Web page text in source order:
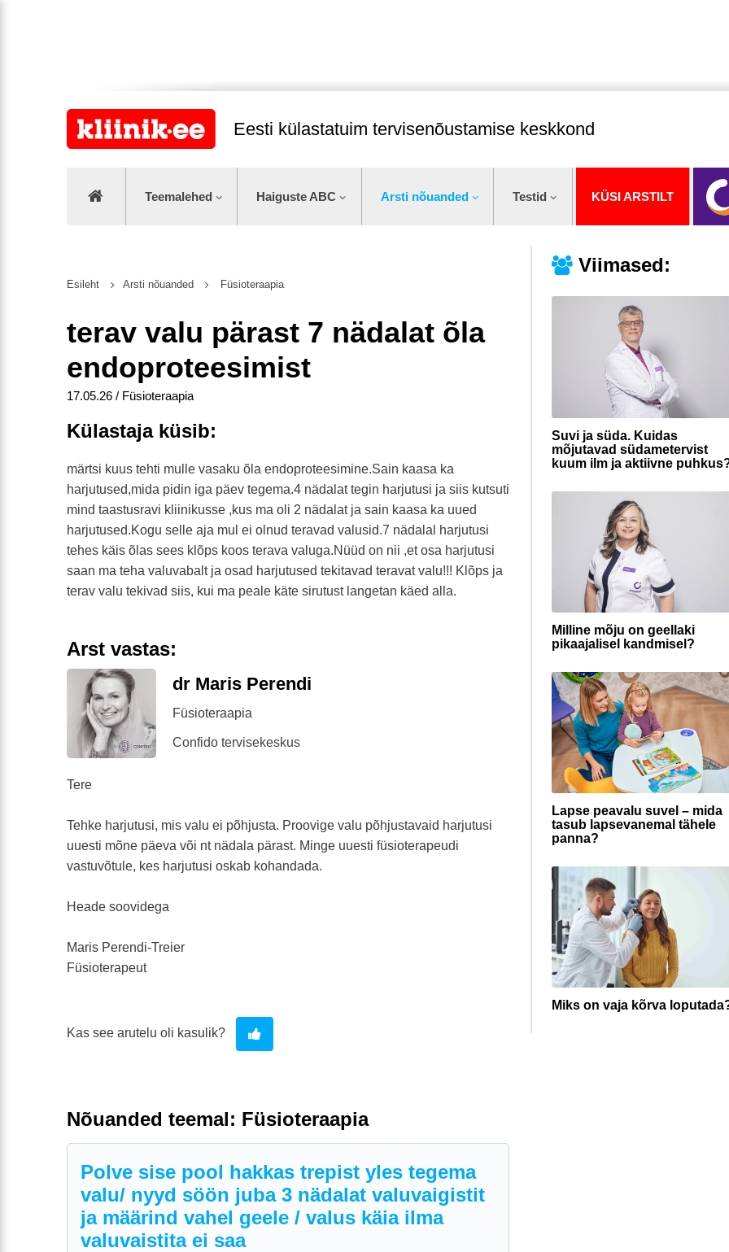
Eesti külastatuim tervisenõustamise keskkond
Teemalehed Haiguste ABC Arsti nõuanded Testid KÜSI ARSTILT
Viimased:
Suvi ja süda. Kuidas
mõjutavad südametervist
kuum ilm ja aktiivne
Milline mõju on geellaki
pikaajalisel kandmisel?
Lapse peavalu suvel – mida
tasub lapsevanemal tähele
panna?
Miks on vaja kõrva
Esileht Arsti nõuanded Füsioteraapia
terav valu pärast 7 nädalat õla
endoproteesimist
17.05.26 / Füsioteraapia
Külastaja küsib:
märtsi kuus tehti mulle vasaku õla endoproteesimine.Sain kaasa ka
harjutused,mida pidin iga päev tegema.4 nädalat tegin harjutusi ja siis kutsuti
mind taastusravi kliinikusse ,kus ma oli 2 nädalat ja sain kaasa ka uued
harjutused.Kogu selle aja mul ei olnud teravad valusid.7 nädalal harjutusi
tehes käis õlas sees klõps koos terava valuga.Nüüd on nii ,et osa harjutusi
saan ma teha valuvabalt ja osad harjutused tekitavad teravat valu!!! Klõps ja
terav valu tekivad siis, kui ma peale käte sirutust langetan käed alla.
Arst vastas:
dr Maris Perendi
Füsioteraapia
Confido tervisekeskus
Tere
Tehke harjutusi, mis valu ei põhjusta. Proovige valu põhjustavaid harjutusi
uuesti mõne päeva või nt nädala pärast. Minge uuesti füsioterapeudi
vastuvõtule, kes harjutusi oskab kohandada.
Heade soovidega
Maris Perendi-Treier
Füsioterapeut
Kas see arutelu oli kasulik?
Nõuanded teemal: Füsioteraapia
Polve sise pool hakkas trepist yles tegema
valu/ nyyd söön juba 3 nädalat valuvaigistit
ja määrind vahel geele / valus käia ilma
valuvaistita ei saa